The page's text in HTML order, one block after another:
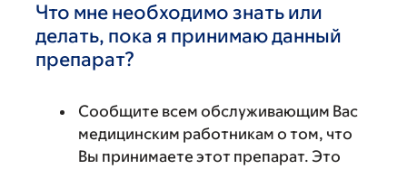
Что мне необходимо знать или
делать, пока я принимаю данный
препарат?
Сообщите всем обслуживающим Вас
медицинским работникам о том, что
Вы принимаете этот препарат. Это